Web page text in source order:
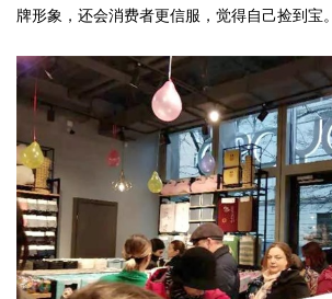
牌形象，还会消费者更信服，觉得自己捡到宝。